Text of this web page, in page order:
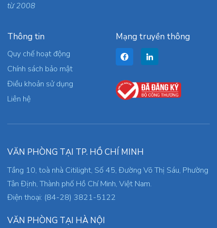
từ 2008
Thông tin
Quy chế hoạt động
Chính sách bảo mật
Điều khoản sử dụng
Liên hệ
Mạng truyền thông
VĂN PHÒNG TẠI TP. HỒ CHÍ MINH
Tầng 10, toà nhà Citilight, Số 45, Đường Võ Thị Sáu, Phường
Tân Định, Thành phố Hồ Chí Minh, Việt Nam.
Điện thoại: (84-28) 3821-5122
VĂN PHÒNG TẠI HÀ NỘI